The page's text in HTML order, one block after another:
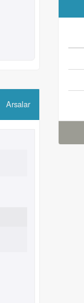
Arsalar